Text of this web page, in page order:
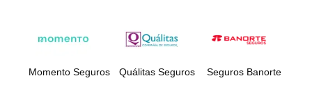
Momento Seguros Quálitas Seguros Seguros Banorte